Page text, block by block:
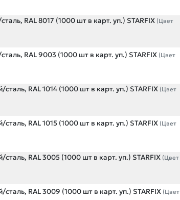
RAL 8017 (1000 шт в карт. уп.) STARFIX (Цвет
RAL 9003 (1000 шт в карт. уп.) STARFIX (Цвет
RAL 1014 (1000 шт в карт. уп.) STARFIX (Цвет
RAL 1015 (1000 шт в карт. уп.) STARFIX (Цвет
RAL 3005 (1000 шт в карт. уп.) STARFIX (Цвет
RAL 3009 (1000 шт в карт. уп.) STARFIX (Цвет